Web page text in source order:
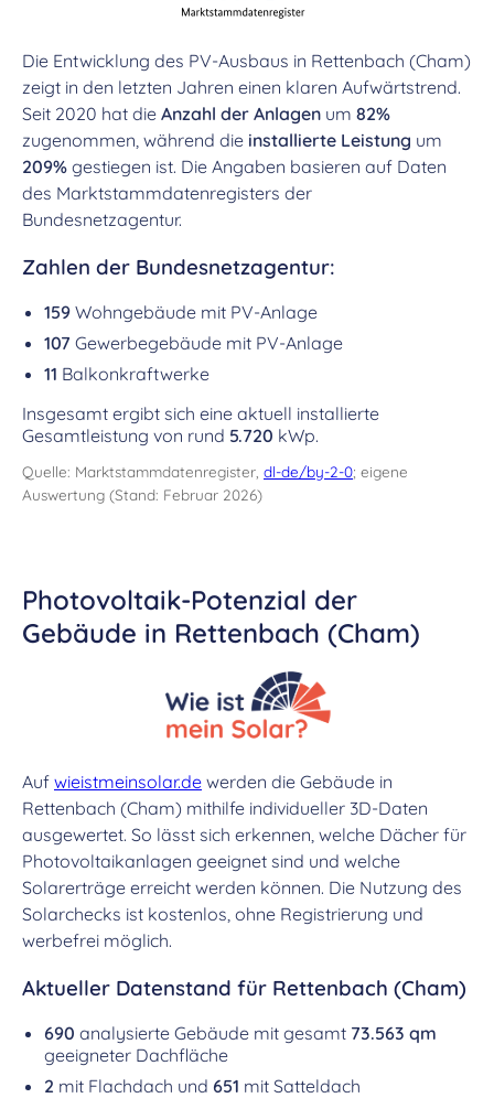
Die Entwicklung des PV-Ausbaus in Rettenbach (Cham)
zeigt in den letzten Jahren einen klaren Aufwärtstrend.
Seit 2020 hat die Anzahl der Anlagen um 82%
zugenommen, während die installierte Leistung um
209% gestiegen ist. Die Angaben basieren auf Daten
des Marktstammdatenregisters der
Bundesnetzagentur.
Zahlen der Bundesnetzagentur:
159 Wohngebäude mit PV-Anlage
107 Gewerbegebäude mit PV-Anlage
11 Balkonkraftwerke
Insgesamt ergibt sich eine aktuell installierte
Gesamtleistung von rund 5.720 kWp.
Quelle: Marktstammdatenregister, dl-de/by-2-0; eigene
Auswertung (Stand: Februar 2026)
Photovoltaik-Potenzial der
Gebäude in Rettenbach (Cham)
Auf wieistmeinsolar.de werden die Gebäude in
Rettenbach (Cham) mithilfe individueller 3D-Daten
ausgewertet. So lässt sich erkennen, welche Dächer für
Photovoltaikanlagen geeignet sind und welche
Solarerträge erreicht werden können. Die Nutzung des
Solarchecks ist kostenlos, ohne Registrierung und
werbefrei möglich.
Aktueller Datenstand für Rettenbach (Cham)
690 analysierte Gebäude mit gesamt 73.563 qm
geeigneter Dachfläche
2 mit Flachdach und 651 mit Satteldach